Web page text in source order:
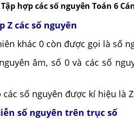
hợp các số nguyên Toán 6
Z các số nguyên
khác 0 còn được gọi là số
âm, số 0 và các số
các số nguyên được kí hiệu là Z
số nguyên trên trục số